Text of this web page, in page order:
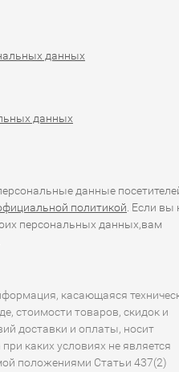
данных
данных
данные
политикой . Если вы
персональных данных,вам
касающаяся
стоимости товаров, скидок и
доставки и оплаты, носит
каких условиях не является
положениями Статьи 437(2)